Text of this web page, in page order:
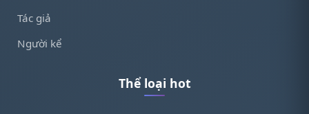
Tác giả
Người kể
Thể loại hot